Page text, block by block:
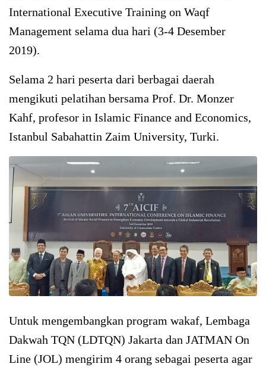
International Executive Training on Waqf
Management selama dua hari (3-4 Desember
2019).
Selama 2 hari peserta dari berbagai daerah
mengikuti pelatihan bersama Prof. Dr. Monzer
Kahf, profesor in Islamic Finance and Economics,
Istanbul Sabahattin Zaim University, Turki.
Untuk mengembangkan program wakaf, Lembaga
Dakwah TQN (LDTQN) Jakarta dan JATMAN On
Line (JOL) mengirim 4 orang sebagai peserta agar